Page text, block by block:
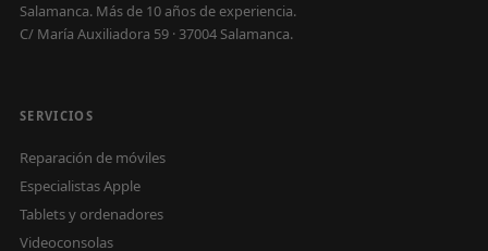
Salamanca. Más de 10 años de experiencia.
C/ María Auxiliadora 59 · 37004 Salamanca.
SERVICIOS
Reparación de móviles
Especialistas Apple
Tablets y ordenadores
Videoconsolas